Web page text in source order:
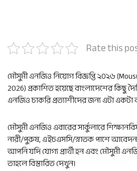
Rate this
মৌসুমী এনজিও নিয়োগ বিজ্ঞপ্তি ২০২৬
2026) প্রকাশিত হয়েছে বাংলাদেশের কিছু
এনজিও চাকরি প্রত্যাশীদের জন্য এটা
মৌসুমী এনজিও এবারের সার্কুলারে
নারী/পুরুষ, এইচএসসি/স্নাতক পাশে
আপনি যদি যোগ্য প্রার্থী হন এবং মৌসুমী
তাহলে বিস্তারিত দেখুন।